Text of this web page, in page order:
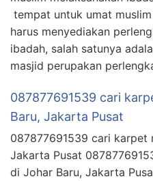
tempat untuk umat
harus menyediakan
ibadah, salah satunya
masjid perupakan
087877691539 cari
Baru, Jakarta Pusat
087877691539 cari karpet
Jakarta Pusat
di Johar Baru, Jakarta